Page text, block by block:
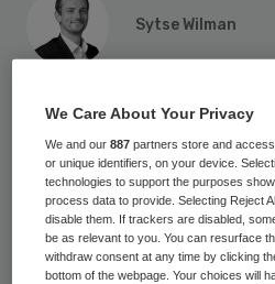
Sytse Wilman
1169 keer gelezen
Acht samenwerkende
Apeldoorn en omgeving
de zogeheten snelle
toekenning van IZA-
We Care About Your Privacy
We and our887 partners store and
or unique identifiers, on your device.
technologies to support the purposes
process data to provide. Selecting Reject
disable them. If trackers are disabled,
be as relevant to you. You can resurface
withdraw consent at any time by clicking
bottom of the webpage. Your choices will